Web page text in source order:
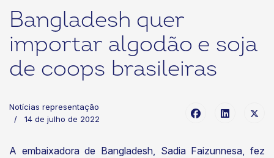
Bangladesh quer
importar algodão e soja
de coops brasileiras
Notícias representação
14 de julho de 2022
A embaixadora de Bangladesh, Sadia Faizunnesa, fez